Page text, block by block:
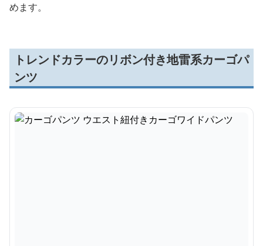
めます。
トレンドカラーのリボン付き地雷系カーゴパ
ンツ